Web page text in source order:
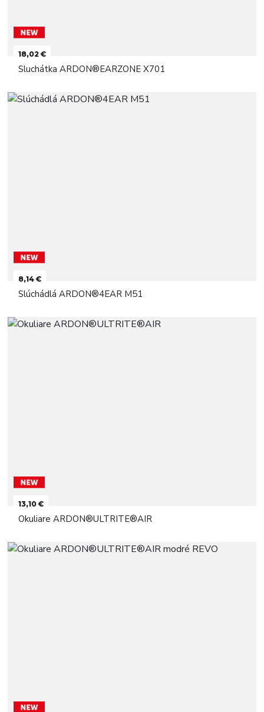
18,02 €
Sluchátka ARDON®EARZONE X701
8,14 €
Slúchádlá ARDON®4EAR M51
13,10 €
Okuliare ARDON®ULTRITE®AIR